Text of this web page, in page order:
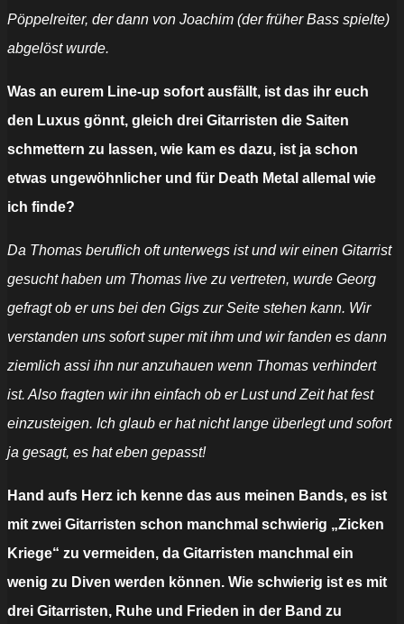
Pöppelreiter, der dann von Joachim (der früher Bass spielte)
abgelöst wurde.
Was an eurem Line-up sofort ausfällt, ist das ihr euch
den Luxus gönnt, gleich drei Gitarristen die Saiten
schmettern zu lassen, wie kam es dazu, ist ja schon
etwas ungewöhnlicher und für Death Metal allemal wie
ich finde?
Da Thomas beruflich oft unterwegs ist und wir einen Gitarrist
gesucht haben um Thomas live zu vertreten, wurde Georg
gefragt ob er uns bei den Gigs zur Seite stehen kann. Wir
verstanden uns sofort super mit ihm und wir fanden es dann
ziemlich assi ihn nur anzuhauen wenn Thomas verhindert
ist. Also fragten wir ihn einfach ob er Lust und Zeit hat fest
einzusteigen. Ich glaub er hat nicht lange überlegt und sofort
ja gesagt, es hat eben gepasst!
Hand aufs Herz ich kenne das aus meinen Bands, es ist
mit zwei Gitarristen schon manchmal schwierig „Zicken 
Kriege“ zu vermeiden, da Gitarristen manchmal ein
wenig zu Diven werden können. Wie schwierig ist es mit
drei Gitarristen, Ruhe und Frieden in der Band zu